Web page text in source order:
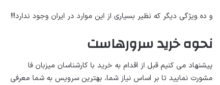
و ده ویژگی دیگر که نظیر بسیاری از این موارد در ایران وجود ندارد!!!
نحوه خرید سرورهاست
پیشنهاد می کنیم قبل از اقدام به خرید با کارشناسان میزبان فا
مشورت نمایید تا بر اساس نیاز شما، بهترین سرویس به شما معرفی